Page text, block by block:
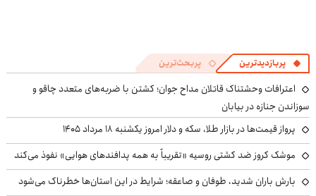
پربازدیدترین پربحث‌ترین
اعترافات وحشتناک قاتلان مداح جوان؛ کشتن با ضربه‌های متعدد چاقو و
سوزاندن جنازه در بیابان
پرواز قیمت‌ها در بازار طلا، سکه و دلار امروز یکشنبه ۱۸ مرداد ۱۴۰۵
موشک کروز ضد کشتی روسیه «تقریباً به همه پدافندهای هوایی» نفوذ می‌کند
بارش باران شدید، طوفان و صاعقه؛ شرایط در این استان‌ها خطرناک می‌شود